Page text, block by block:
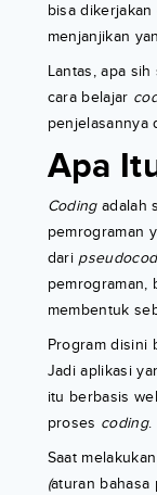
bisa dikerjakan
menjanjikan
Lantas, apa
cara belajar
penjelasannya
Apa
Codingadalah
pemrograman
dari
pemrograman,
membentuk
Program disini
Jadi aplikasi
itu berbasis
proses coding.
Saat
(aturan bahasa